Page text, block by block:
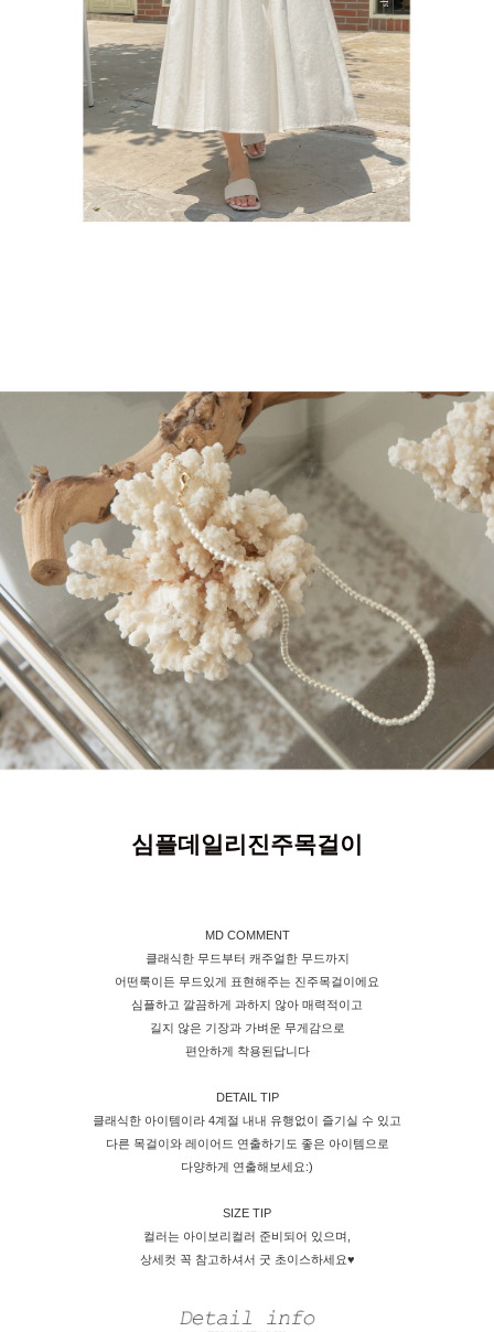
심플데일리진주목걸이
MD COMMENT
클래식한 무드부터 캐주얼한 무드까지
어떤룩이든 무드있게 표현해주는 진주목걸이에요
심플하고 깔끔하게 과하지 않아 매력적이고
길지 않은 기장과 가벼운 무게감으로
편안하게 착용된답니다
DETAIL TIP
클래식한 아이템이라 4계절 내내 유행없이 즐기실 수 있고
다른 목걸이와 레이어드 연출하기도 좋은 아이템으로
다양하게 연출해보세요:)
SIZE TIP
컬러는 아이보리컬러 준비되어 있으며,
상세컷 꼭 참고하셔서 굿 초이스하세요♥